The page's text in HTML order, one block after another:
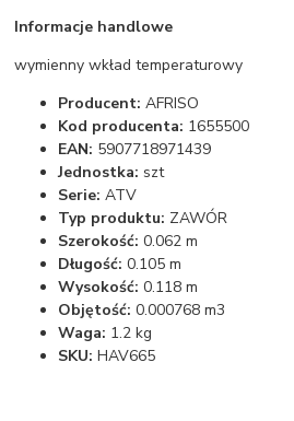
Informacje handlowe
wymienny wkład temperaturowy
Producent: AFRISO
Kod producenta: 1655500
EAN: 5907718971439
Jednostka: szt
Serie: ATV
Typ produktu: ZAWÓR
Szerokość: 0.062 m
Długość: 0.105 m
Wysokość: 0.118 m
Objętość: 0.000768 m3
Waga: 1.2 kg
SKU: HAV665